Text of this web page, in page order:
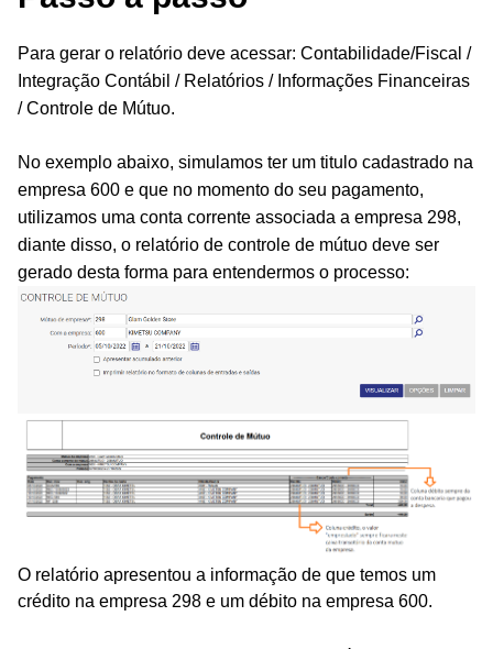
Para gerar o relatório deve acessar: Contabilidade/Fiscal /
Integração Contábil / Relatórios / Informações Financeiras
/ Controle de Mútuo.
No exemplo abaixo, simulamos ter um titulo cadastrado na
empresa 600 e que no momento do seu pagamento,
utilizamos uma conta corrente associada a empresa 298,
diante disso, o relatório de controle de mútuo deve ser
gerado desta forma para entendermos o processo:
O relatório apresentou a informação de que temos um
crédito na empresa 298 e um débito na empresa 600.